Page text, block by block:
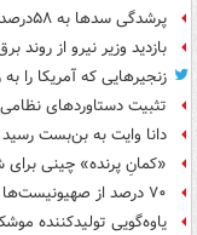
پرشدگی سدها به ۵۸درصد رسید
بازدید وزیر نیرو از
زنجیرهایی که آمریکا
تثبیت دستاوردهای
دانا وایت به بن‌بست رسید
«کمانِ پرنده» چینی برای
۷۰ درصد از صهیونیست‌ها نگران سلامت انتخابات هستند
یاوه‌گویی تولیدکننده